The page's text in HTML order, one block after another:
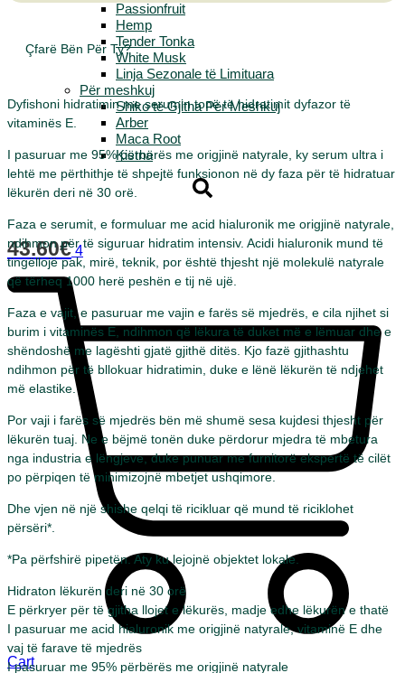
Passionfruit
Hemp
Tender Tonka
White Musk
Linja Sezonale të Limituara
Për meshkuj
Shiko të Gjitha Për Meshkuj
Arber
Maca Root
Kistna
43.60€ 4
Cart
Çfarë Bën Për Ty?
Dyfishoni hidratimin me serumin tonë të hidratimit dyfazor të
vitaminës E.
I pasuruar me 95% përbërës me origjinë natyrale, ky serum ultra i
lehtë me përthithje të shpejtë funksionon në dy faza për të hidratuar
lëkurën deri në 30 orë.
Faza e serumit, e formuluar me acid hialuronik me origjinë natyrale,
ndihmon për të siguruar hidratim intensiv. Acidi hialuronik mund të
tingëllojë pak, mirë, teknik, por është thjesht një molekulë natyrale
që tërheq 1000 herë peshën e tij në ujë.
Faza e vajit, e pasuruar me vajin e farës së mjedrës, e cila njihet si
burim i vitaminës E, ndihmon që lëkura të duket më e lëmuar dhe e
shëndoshë me lagështi gjatë gjithë ditës. Kjo fazë gjithashtu
ndihmon për të bllokuar hidratimin, duke e lënë lëkurën të ndjehet
më elastike.
Por vaji i farës së mjedrës bën më shumë sesa kujdesi thjesht për
lëkurën tuaj. Ne e bëjmë tonën duke përdorur mjedra të mbetura
nga industria e lëngjeve, duke punuar me furnitorë ekspertë të cilët
po përpiqen të minimizojnë mbetjet ushqimore.
Dhe vjen në një shishe qelqi të ricikluar që mund të riciklohet
përsëri*.
*Pa përfshirë pipetën. Aty ku lejojnë objektet lokale.
Hidraton lëkurën deri në 30 orë
E përkryer për të gjitha llojet e lëkurës, madje edhe lëkurën e thatë
I pasuruar me acid hialuronik me origjinë natyrale, vitaminë E dhe
vaj të farave të mjedrës
I pasuruar me 95% përbërës me origjinë natyrale